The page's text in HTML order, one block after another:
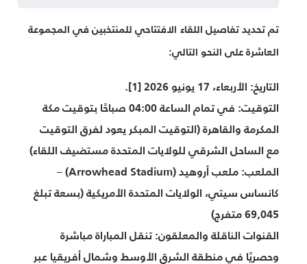
تم تحديد تفاصيل اللقاء الافتتاحي للمنتخبين في المجموعة
العاشرة على النحو التالي:
التاريخ: الأربعاء، 17 يونيو 2026 [1].
التوقيت:
في تمام الساعة 04:00 صباحًا بتوقيت مكة
المكرمة والقاهرة (التوقيت المبكر يعود لفرق التوقيت
مع الساحل الشرقي للولايات المتحدة مستضيف اللقاء)
الملعب:
ملعب أروهيد (Arrowhead Stadium) –
كانساس سيتي، الولايات المتحدة الأمريكية (بسعة تبلغ
69,045 متفرج)
القنوات الناقلة والمعلقون: تنقل المباراة مباشرة
وحصريًا في منطقة الشرق الأوسط وشمال أفريقيا عبر